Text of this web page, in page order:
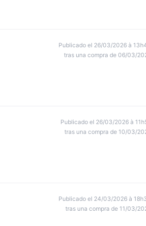
Publicado el 26/03/2026 à
tras una compra de 06/03/
Publicado el 26/03/2026 à
tras una compra de 10/03/
Publicado el 24/03/2026 à
tras una compra de 11/03/